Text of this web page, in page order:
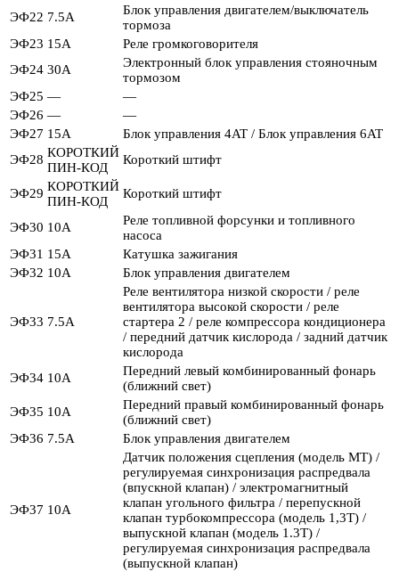
ЭФ22 7.5А
Блок управления двигателем/выключатель
тормоза
ЭФ23 15А
Реле громкоговорителя
ЭФ24 30А
Электронный блок управления стояночным
тормозом
ЭФ25 —
—
ЭФ26 —
—
ЭФ27 15А
Блок управления 4AT / Блок управления 6AT
ЭФ28 КОРОТКИЙ
ПИН-КОД
Короткий штифт
ЭФ29 КОРОТКИЙ
ПИН-КОД
Короткий штифт
ЭФ30 10А
Реле топливной форсунки и топливного
насоса
ЭФ31 15А
Катушка зажигания
ЭФ32 10А Блок управления двигателем
ЭФ33 7.5А
Реле вентилятора низкой скорости / реле
вентилятора высокой скорости / реле
стартера 2 / реле компрессора кондиционера
/ передний датчик кислорода / задний датчик
кислорода
ЭФ34 10А
Передний левый комбинированный фонарь
(ближний свет)
ЭФ35 10А
Передний правый комбинированный фонарь
(ближний свет)
ЭФ36 7.5А Блок управления двигателем
ЭФ37 10А
Датчик положения сцепления (модель MT) /
регулируемая синхронизация распредвала
(впускной клапан) / электромагнитный
клапан угольного фильтра / перепускной
клапан турбокомпрессора (модель 1,3T) /
выпускной клапан (модель 1.3T) /
регулируемая синхронизация распредвала
(выпускной клапан)